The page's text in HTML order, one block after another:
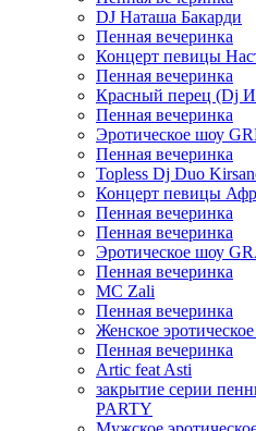
DJ Наташа Бакарди
Пенная вечеринка
Концерт певицы
Пенная вечеринка
Красный перец (Dj
Пенная вечеринка
Эротическое шоу
Пенная вечеринка
Topless Dj Duo
Концерт певицы
Пенная вечеринка
Пенная вечеринка
Эротическое шоу
Пенная вечеринка
MC Zali
Пенная вечеринка
Женское
Пенная вечеринка
Artic feat Asti
закрытие серии
PARTY